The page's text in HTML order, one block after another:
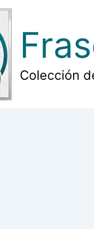
Colección